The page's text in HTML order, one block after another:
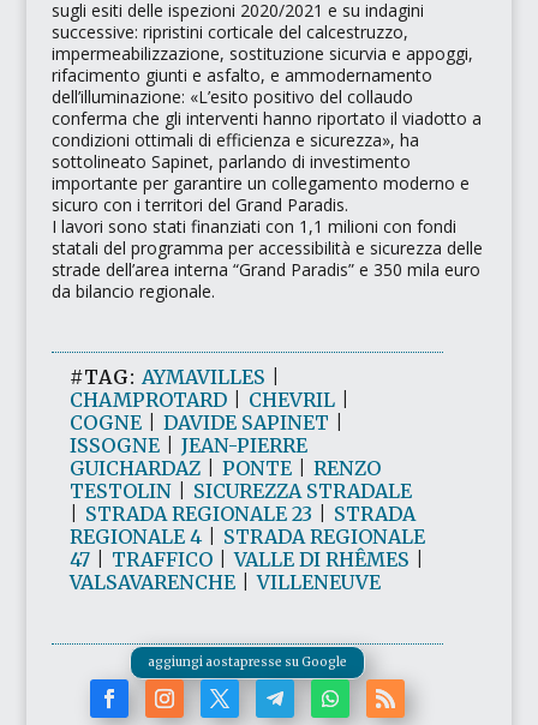
sugli esiti delle ispezioni 2020/2021 e su indagini
successive: ripristini corticale del calcestruzzo,
impermeabilizzazione, sostituzione sicurvia e appoggi,
rifacimento giunti e asfalto, e ammodernamento
dell’illuminazione: «L’esito positivo del collaudo
conferma che gli interventi hanno riportato il viadotto a
condizioni ottimali di efficienza e sicurezza», ha
sottolineato Sapinet, parlando di investimento
importante per garantire un collegamento moderno e
sicuro con i territori del Grand Paradis.
I lavori sono stati finanziati con 1,1 milioni con fondi
statali del programma per accessibilità e sicurezza delle
strade dell’area interna “Grand Paradis” e 350 mila euro
da bilancio regionale.
#TAG: AYMAVILLES
CHAMPROTARD| CHEVRIL|
COGNE| DAVIDE SAPINET
ISSOGNE| JEAN-PIERRE
GUICHARDAZ| PONTE| RENZO
TESTOLIN| SICUREZZA STRADALE
STRADA REGIONALE 23
STRADA
REGIONALE 4| STRADA REGIONALE
47| TRAFFICO|VALLE DI RHÊMES
VALSAVARENCHE|VILLENEUVE
aggiungi aostapresse su Google